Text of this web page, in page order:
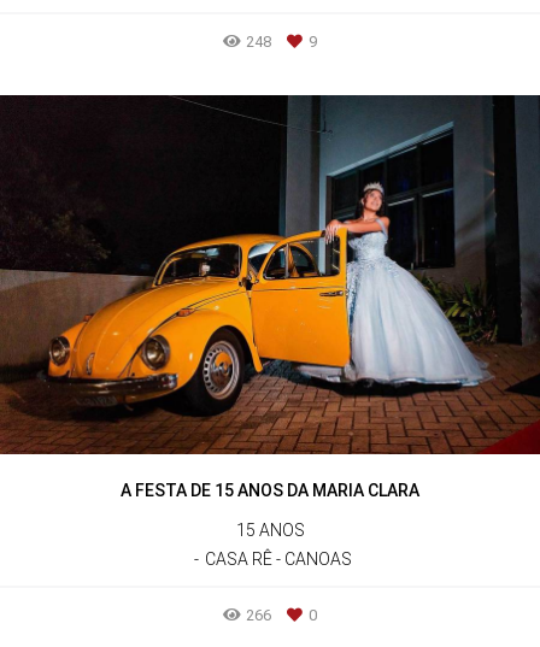
248 9
A FESTA DE 15 ANOS DA MARIA CLARA
15 ANOS
CASA RÊ - CANOAS
266 0